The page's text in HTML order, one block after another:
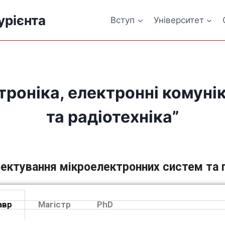
Вступ Університет
електронні
та радіотехніка”
мікроелектронних систем та
Магістр PhD